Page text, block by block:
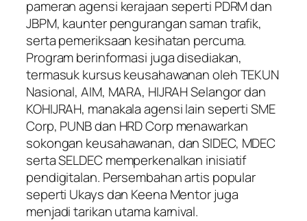
pameran agensi kerajaan seperti PDRM dan
JBPM, kaunter pengurangan saman trafik,
serta pemeriksaan kesihatan percuma.
Program berinformasi juga disediakan,
termasuk kursus keusahawanan oleh TEKUN
Nasional, AIM, MARA, HIJRAH Selangor dan
KOHIJRAH, manakala agensi lain seperti SME
Corp, PUNB dan HRD Corp menawarkan
sokongan keusahawanan, dan SIDEC, MDEC
serta SELDEC memperkenalkan inisiatif
pendigitalan. Persembahan artis popular
seperti Ukays dan Keena Mentor juga
menjadi tarikan utama karnival.